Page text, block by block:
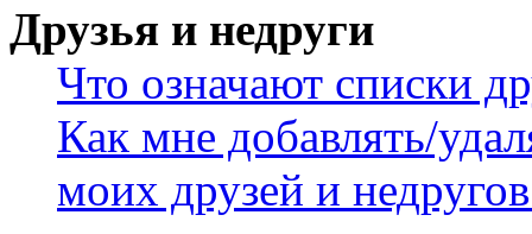
Друзья и недруги
Что означают списки
Как мне добавлять/
моих друзей и